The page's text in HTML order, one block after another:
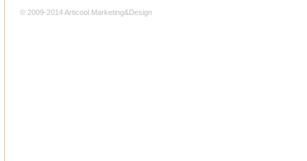
© 2009-2014 Articool.Marketing&Design